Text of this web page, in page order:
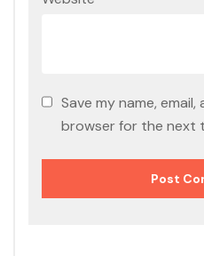
Save my name,
browser for the next